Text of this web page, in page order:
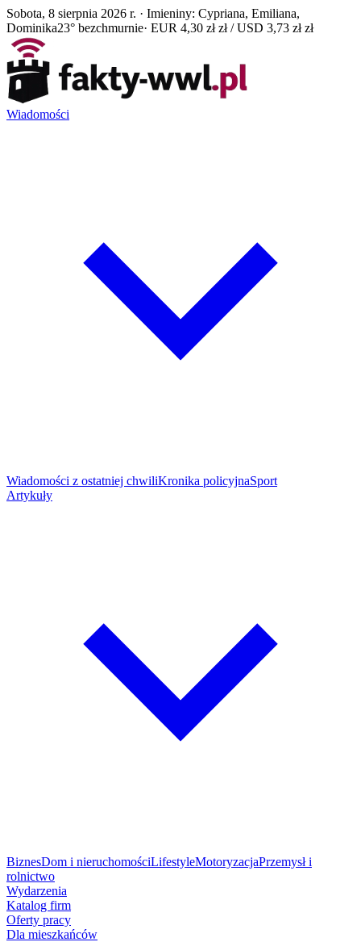
Sobota, 8 sierpnia 2026 r. · Imieniny: Cypriana, Emiliana,
Dominika23° bezchmurnie· EUR 4,30 zł zł / USD 3,73 zł zł
Wiadomości
Wiadomości z ostatniej chwiliKronika policyjnaSport
Artykuły
BiznesDom i nieruchomościLifestyleMotoryzacjaPrzemysł i
rolnictwo
Wydarzenia
Katalog firm
Oferty pracy
Dla mieszkańców